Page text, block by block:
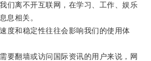
离不开互联网，在学习、工作、娱乐
息相关。
和稳定性往往会影响我们的使用体
翻墙或访问国际资讯的用户来说，网